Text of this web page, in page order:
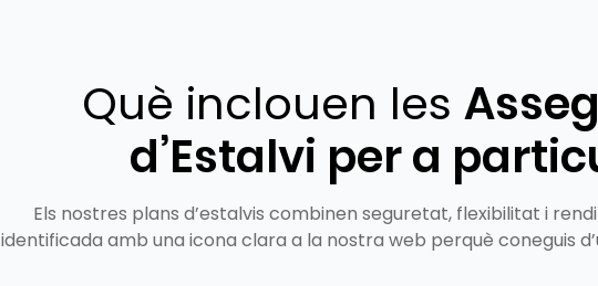
Què inclouen les
d’Estalvi per a
Els nostres plans d’estalvis combinen seguretat, flexibilitat i
identificada amb una icona clara a la nostra web perquè coneguis